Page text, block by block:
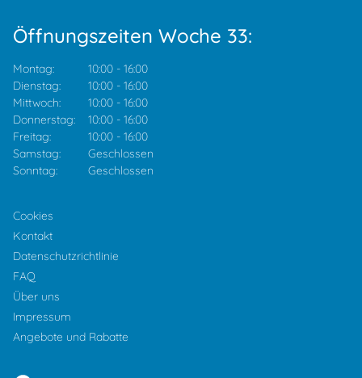
Öffnungszeiten Woche 33:
Montag: 10:00 - 16:00
Dienstag:
10:00 - 16:00
Mittwoch:
10:00 - 16:00
Donnerstag:
10:00 - 16:00
Freitag:
10:00 - 16:00
Samstag:
Geschlossen
Sonntag:
Geschlossen
Cookies
Kontakt
Datenschutzrichtlinie
FAQ
Über uns
Impressum
Angebote und Rabatte